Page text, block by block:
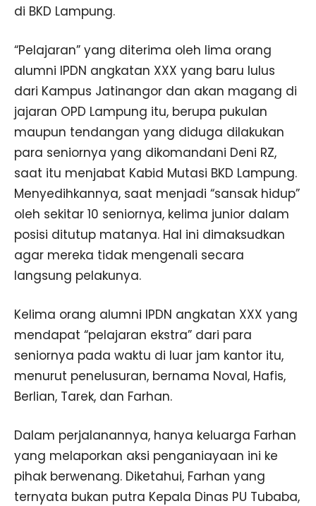
di BKD Lampung.
“Pelajaran” yang diterima oleh lima orang
alumni IPDN angkatan XXX yang baru lulus
dari Kampus Jatinangor dan akan magang di
jajaran OPD Lampung itu, berupa pukulan
maupun tendangan yang diduga dilakukan
para seniornya yang dikomandani Deni RZ,
saat itu menjabat Kabid Mutasi BKD Lampung.
Menyedihkannya, saat menjadi “sansak hidup”
oleh sekitar 10 seniornya, kelima junior dalam
posisi ditutup matanya. Hal ini dimaksudkan
agar mereka tidak mengenali secara
langsung pelakunya.
Kelima orang alumni IPDN angkatan XXX yang
mendapat “pelajaran ekstra” dari para
seniornya pada waktu di luar jam kantor itu,
menurut penelusuran, bernama Noval, Hafis,
Berlian, Tarek, dan Farhan.
Dalam perjalanannya, hanya keluarga Farhan
yang melaporkan aksi penganiayaan ini ke
pihak berwenang. Diketahui, Farhan yang
ternyata bukan putra Kepala Dinas PU Tubaba,